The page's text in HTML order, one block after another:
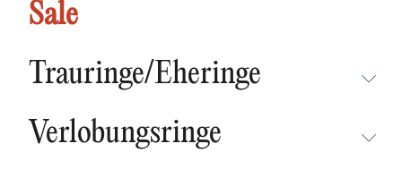
Sale
Trauringe/Eheringe
NEUHEITEN
Verlobungsringe